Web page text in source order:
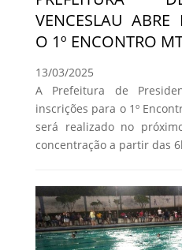
VENCESLAU ABRE
O 1º ENCONTRO
13/03/2025
A Prefeitura de
inscrições para o 1º
será realizado no
concentração a partir das